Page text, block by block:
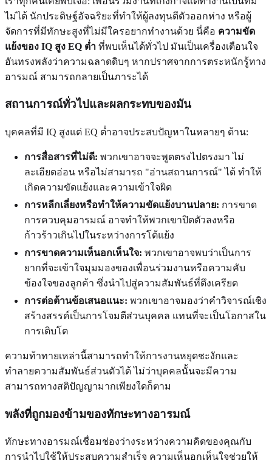
ไม่ได้ นักประดิษฐ์อัจฉริยะที่ทำให้ผู้ลงทุนตีตัวออกห่าง หรือผู้
จัดการที่มีทักษะสูงที่ไม่มีใครอยากทำงานด้วย นี่คือ ความขัด
แย้งของ IQ สูง EQ ต่ำ ที่พบเห็นได้ทั่วไป มันเป็นเครื่องเตือนใจ
อันทรงพลังว่าความฉลาดดิบๆ หากปราศจากการตระหนักรู้ทาง
อารมณ์ สามารถกลายเป็นภาระได้
สถานการณ์ทั่วไปและผลกระทบของมัน
บุคคลที่มี IQ สูงแต่ EQ ต่ำอาจประสบปัญหาในหลายๆ ด้าน:
การสื่อสารที่ไม่ดี: พวกเขาอาจจะพูดตรงไปตรงมา ไม่
ละเอียดอ่อน หรือไม่สามารถ "อ่านสถานการณ์" ได้ ทำให้
เกิดความขัดแย้งและความเข้าใจผิด
การหลีกเลี่ยงหรือทำให้ความขัดแย้งบานปลาย: การขาด
การควบคุมอารมณ์ อาจทำให้พวกเขาปิดตัวลงหรือ
ก้าวร้าวเกินไปในระหว่างการโต้แย้ง
การขาดความเห็นอกเห็นใจ: พวกเขาอาจพบว่าเป็นการ
ยากที่จะเข้าใจมุมมองของเพื่อนร่วมงานหรือความคับ
ข้องใจของลูกค้า ซึ่งนำไปสู่ความสัมพันธ์ที่ตึงเครียด
การต่อต้านข้อเสนอแนะ: พวกเขาอาจมองว่าคำวิจารณ์เชิง
สร้างสรรค์เป็นการโจมตีส่วนบุคคล แทนที่จะเป็นโอกาสใน
การเติบโต
ความท้าทายเหล่านี้สามารถทำให้การงานหยุดชะงักและ
ทำลายความสัมพันธ์ส่วนตัวได้ ไม่ว่าบุคคลนั้นจะมีความ
สามารถทางสติปัญญามากเพียงใดก็ตาม
พลังที่ถูกมองข้ามของทักษะทางอารมณ์
ทักษะทางอารมณ์เชื่อมช่องว่างระหว่างความคิดของคุณกับ
การนำไปใช้ให้ประสบความสำเร็จ ความเห็นอกเห็นใจช่วยให้